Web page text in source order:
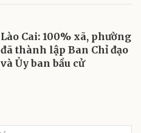
Lào Cai: 100% xã, phường
đã thành lập Ban Chỉ đạo
và Ủy ban bầu cử